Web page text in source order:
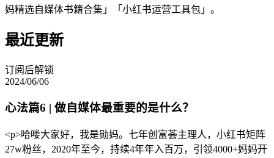
妈精选自媒体书籍合集」「小红书运营工具包」。
最近更新
订阅后解锁
2024/06/06
心法篇6 | 做自媒体最重要的是什么？
<p>哈喽大家好，我是勋妈。七年创富荟主理人，小红书矩阵
27w粉丝，2020年至今，持续4年年入百万，引领4000+妈妈开